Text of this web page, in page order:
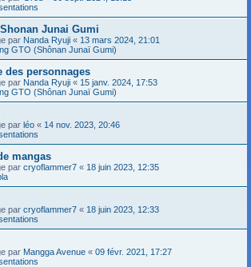
Junai Gumi
par Nanda Ryuji « 13 mars 2024, 21:01
GTO (Shônan Junaï Gumi)
des personnages
par Nanda Ryuji « 15 janv. 2024, 17:53
GTO (Shônan Junaï Gumi)
par léo « 14 nov. 2023, 20:46
mangas
par cryoflammer7 « 18 juin 2023, 12:35
par cryoflammer7 « 18 juin 2023, 12:33
par Mangga Avenue « 09 févr. 2021, 17:27